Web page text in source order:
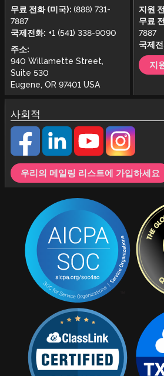
무료 전화 (미국): (888) 731-
7887
국제전화: +1 (541) 338-9090
주소:
940 Willamette Street,
Suite 530
Eugene, OR 97401 USA
지원
무료
7887
국제
지
사회적
우리의 메일링 리스트에 가입하세요